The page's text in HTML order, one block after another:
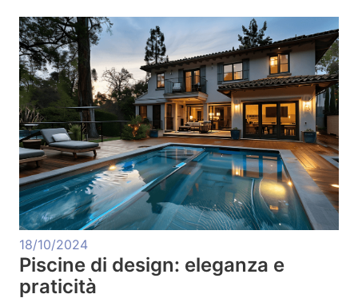
18/10/2024
Piscine di design: eleganza e
praticità